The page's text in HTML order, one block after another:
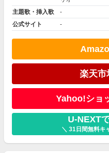
主題歌・挿入歌
-
公式サイト
-
楽天市
Yahoo!ショ
U-NEXT
＼ 31日間無料キ